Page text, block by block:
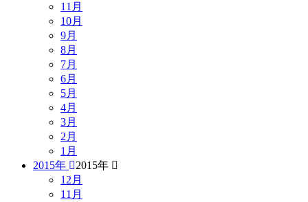
11月
10月
9月
8月
7月
6月
5月
4月
3月
2月
1月
2015年
2015年
12月
11月